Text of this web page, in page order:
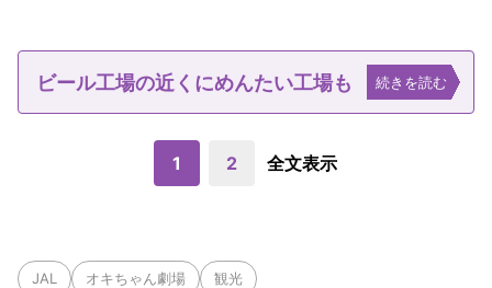
ビール工場の近くにめんたい工場も 続きを読む
1 2 全文表示
JAL オキちゃん劇場 観光